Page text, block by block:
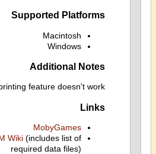
Supported Platforms
Macintosh
Windows
Additional Notes
feature doesn't work
Links
MobyGames
Wiki(includes list of
required data files)